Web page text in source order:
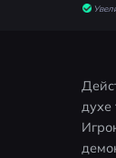
духе